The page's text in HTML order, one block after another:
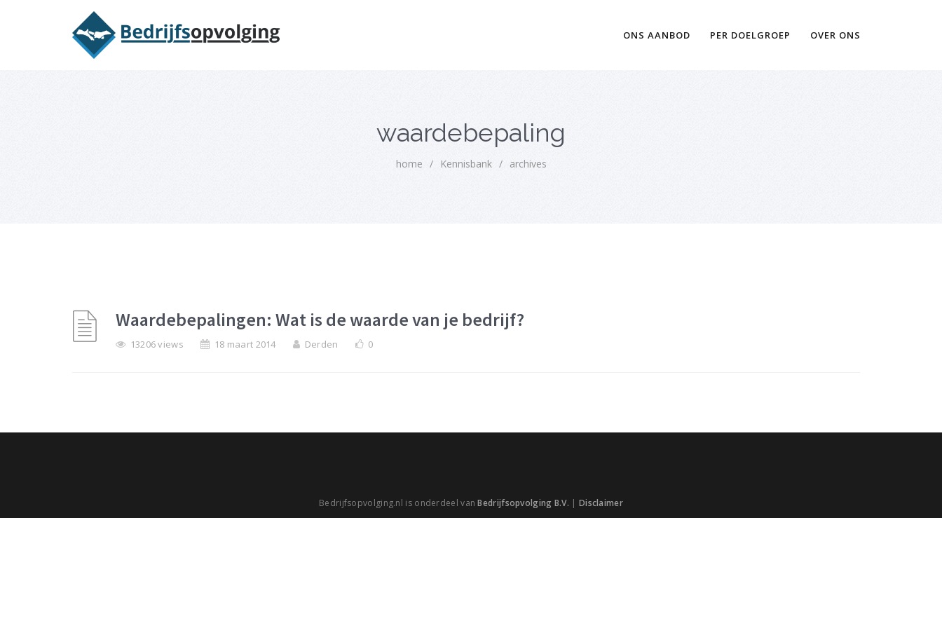
ONS AANBOD PER DOELGROEP OVER ONS
waardebepaling
home / Kennisbank / archives
Waardebepalingen: Wat is de waarde van je bedrijf?
13206 views 18 maart 2014 Derden 0
Bedrijfsopvolging.nl is onderdeel vanBedrijfsopvolging B.V. | Disclaimer
Oriëntatiememo bedrijfsopvolging voor fiscaal juridisch advies